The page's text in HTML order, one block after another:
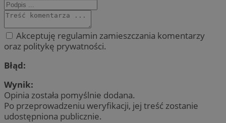
Akceptuję regulamin zamieszczania komentarzy
oraz politykę prywatności.
Błąd:
Wynik:
Opinia została pomyślnie dodana.
Po przeprowadzeniu weryfikacji, jej treść zostanie
udostępniona publicznie.